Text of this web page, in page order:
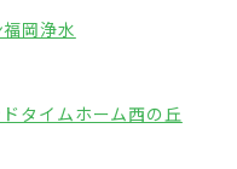
岡浄水
タイムホーム西の丘